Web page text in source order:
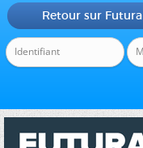
Retour sur Futura